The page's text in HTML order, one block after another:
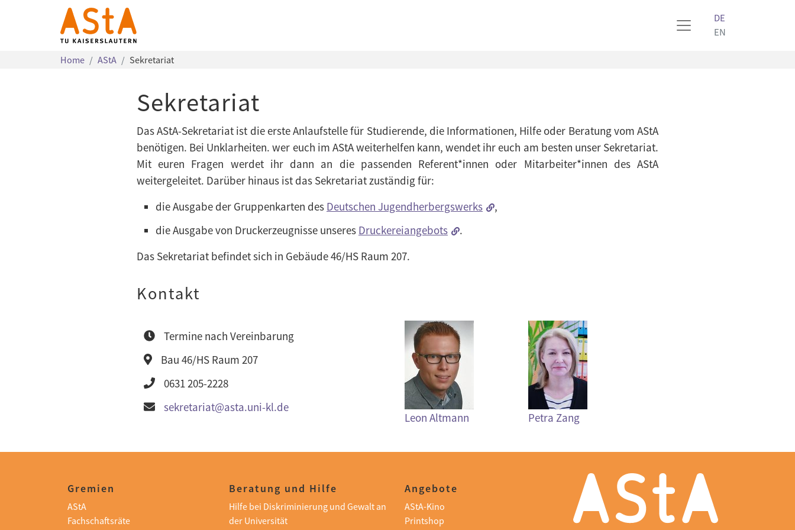
DE
EN
Home AStA Sekretariat
Sekretariat
Das AStA-Sekretariat ist die erste Anlaufstelle für Studierende, die Informationen, Hilfe oder Beratung vom AStA
benötigen. Bei Unklarheiten. wer euch im AStA weiterhelfen kann, wendet ihr euch am besten unser Sekretariat.
Mit euren Fragen werdet ihr dann an die passenden Referent*innen oder Mitarbeiter*innen des AStA
weitergeleitet. Darüber hinaus ist das Sekretariat zuständig für:
die Ausgabe der Gruppenkarten des Deutschen Jugendherbergswerks
,
die Ausgabe von Druckerzeugnisse unseres Druckereiangebots
.
Das Sekretariat befindet sich in Gebäude 46/HS Raum 207.
Kontakt
Termine nach Vereinbarung
Bau 46/HS Raum 207
0631 205-2228
sekretariat@asta.uni-kl.de
Leon Altmann Petra Zang
Gremien
AStA
Fachschaftsräte
Beratung und Hilfe
Hilfe bei Diskriminierung und Gewalt an
der Universität
Angebote
AStA-Kino
Printshop